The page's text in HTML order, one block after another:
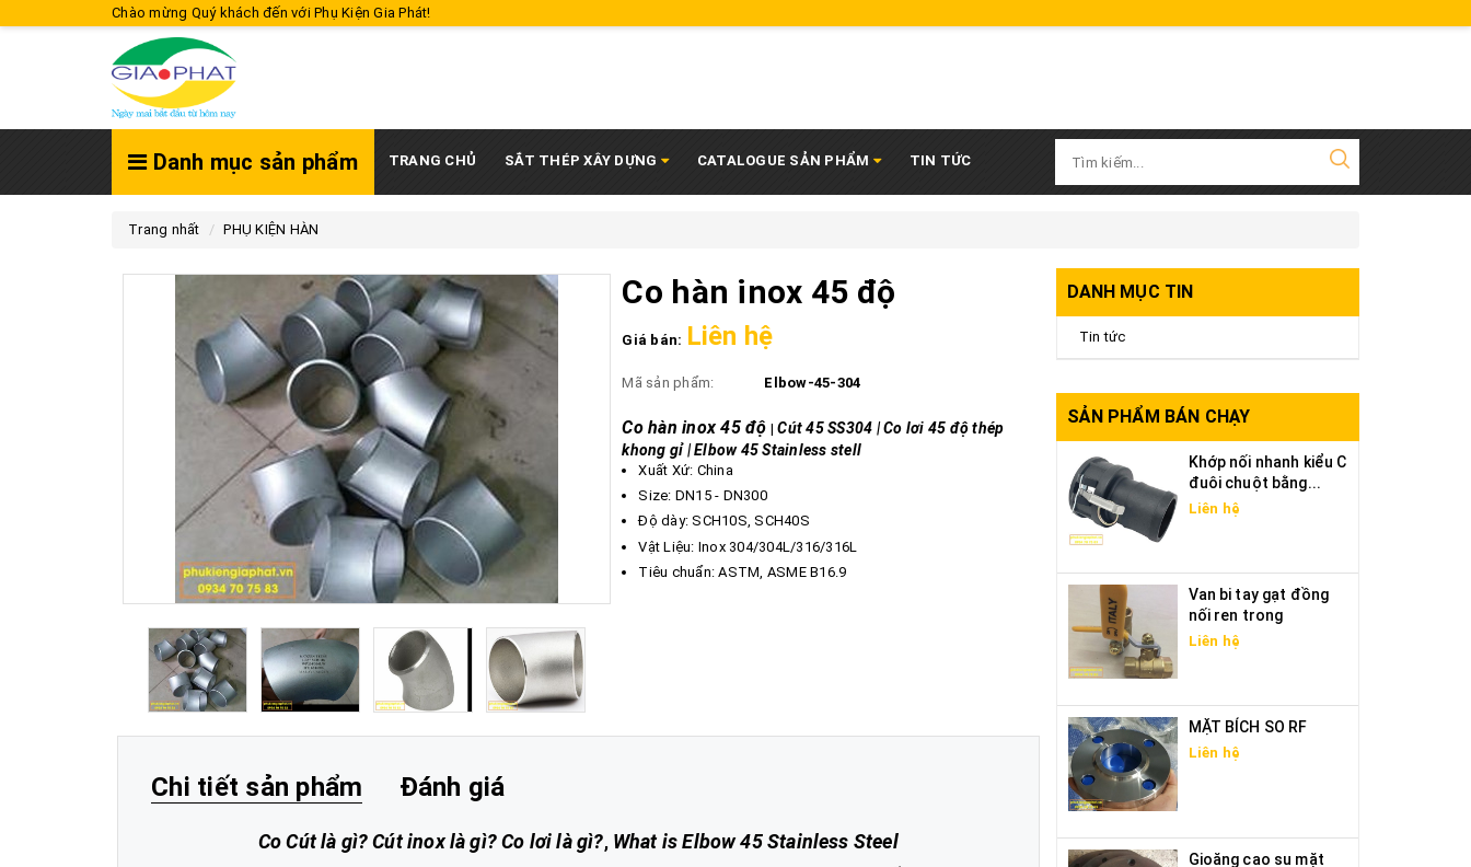
Chào mừng Quý khách đến với Phụ Kiện Gia Phát!
Danh mục sản phẩm TRANG CHỦ SẮT THÉP XÂY DỰNG CATALOGUE SẢN PHẨM TIN TỨC
Trang nhất PHỤ KIỆN HÀN
Co hàn inox 45 độ
Giá bán: Liên hệ
Mã sản phẩm: Elbow-45-304
Co hàn inox 45 độ |Cút 45 SS304 | Co lơi 45 độ thép
khong gỉ | Elbow 45 Stainless stell
Xuất Xứ: China
Size: DN15 - DN300
Độ dày: SCH10S, SCH40S
Vật Liệu: Inox 304/304L/316/316L
Tiêu chuẩn: ASTM, ASME B16.9
Chi tiết sản phẩm Đánh giá
Co Cút là gì? Cút inox là gì? Co lơi là gì?, What is Elbow 45 Stainless Steel
DANH MỤC TIN
Tin tức
SẢN PHẨM BÁN CHẠY
Khớp nối nhanh kiểu C
đuôi chuột bằng...
Liên hệ
Van bi tay gạt đồng
nối ren trong
Liên hệ
MẶT BÍCH SO RF
Liên hệ
Gioăng cao su mặt